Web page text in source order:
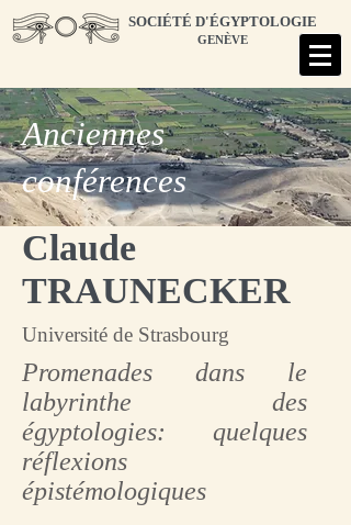
SOCIÉTÉ D'ÉGYPTOLOGIE
GENÈVE
Anciennes
conférences
Claude
TRAUNECKER
Université de Strasbourg
Promenades dans le
labyrinthe des
égyptologies: quelques
réflexions
épistémologiques